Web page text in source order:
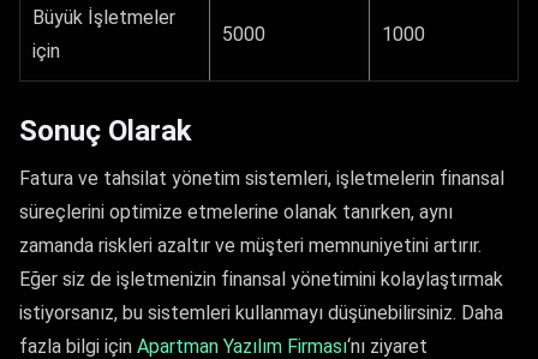
Büyük İşletmeler
için
5000 1000
Sonuç Olarak
Fatura ve tahsilat yönetim sistemleri, işletmelerin finansal
süreçlerini optimize etmelerine olanak tanırken, aynı
zamanda riskleri azaltır ve müşteri memnuniyetini artırır.
Eğer siz de işletmenizin finansal yönetimini kolaylaştırmak
istiyorsanız, bu sistemleri kullanmayı düşünebilirsiniz. Daha
fazla bilgi için Apartman Yazılım Firması‘nı ziyaret